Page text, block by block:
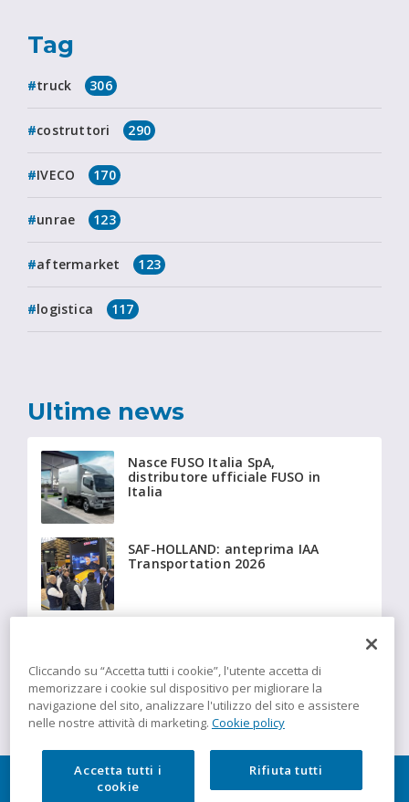
Tag
truck 306
costruttori 290
IVECO 170
unrae 123
aftermarket 123
logistica 117
Ultime news
Nasce FUSO Italia SpA,
distributore ufficiale FUSO in
Italia
SAF-HOLLAND: anteprima IAA
Transportation 2026
isotermici equipaggiati con
tecnologia Insulation
Cliccando su “Accetta tutti i cookie”, l'utente accetta di
memorizzare i cookie sul dispositivo per migliorare la
navigazione del sito, analizzare l'utilizzo del sito e assistere
nelle nostre attività di marketing. Cookie policy
Accetta tutti i
cookie
Rifiuta tutti